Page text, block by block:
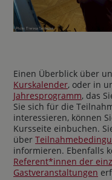
Einen Überblick über
Kurskalender, oder in
Jahresprogramm, das
Sie sich für die
interessieren, können
Kursseite einbuchen.
über
informieren. Ebenfalls
Referent*innen der
Gastveranstaltungen